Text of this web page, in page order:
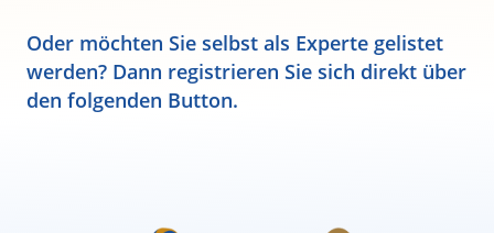
Oder möchten Sie selbst als Experte gelistet
werden? Dann registrieren Sie sich direkt über
den folgenden Button.